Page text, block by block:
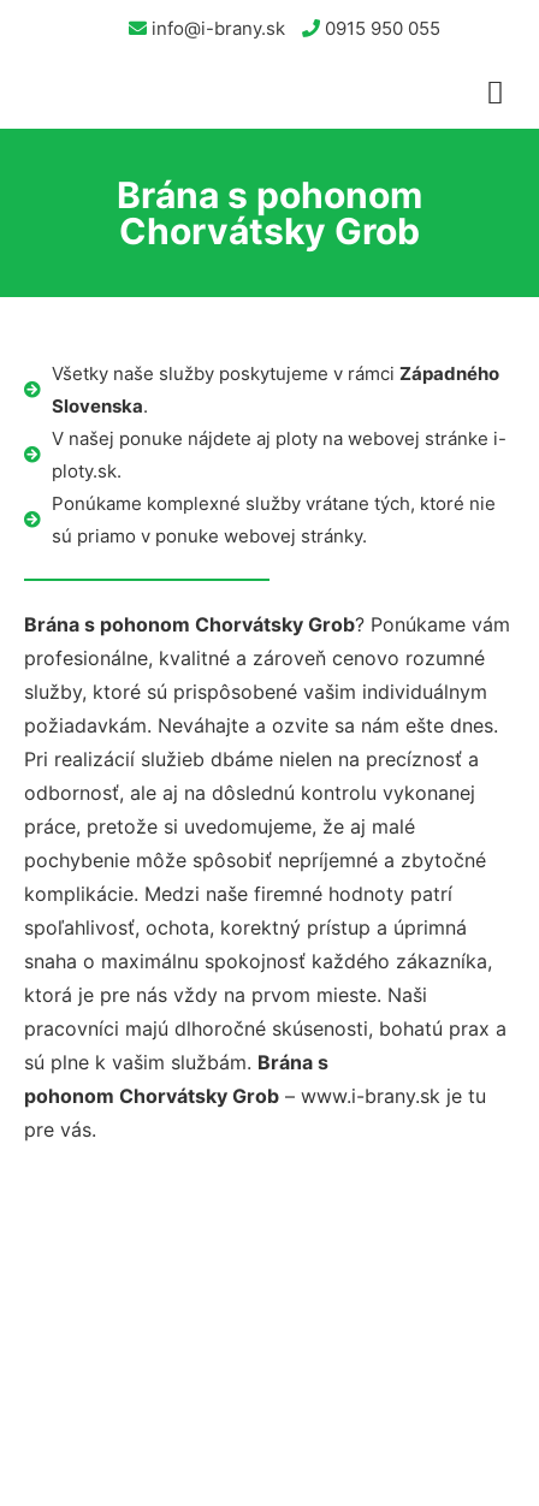
info@i-brany.sk 0915 950 055
Brána s pohonom
Chorvátsky Grob
Všetky naše služby poskytujeme v rámci Západného
Slovenska.
V našej ponuke nájdete aj ploty na webovej stránke i-
ploty.sk.
Ponúkame komplexné služby vrátane tých, ktoré nie
sú priamo v ponuke webovej stránky.
Brána s pohonom Chorvátsky Grob? Ponúkame vám
profesionálne, kvalitné a zároveň cenovo rozumné
služby, ktoré sú prispôsobené vašim individuálnym
požiadavkám. Neváhajte a ozvite sa nám ešte dnes.
Pri realizácií služieb dbáme nielen na precíznosť a
odbornosť, ale aj na dôslednú kontrolu vykonanej
práce, pretože si uvedomujeme, že aj malé
pochybenie môže spôsobiť nepríjemné a zbytočné
komplikácie. Medzi naše firemné hodnoty patrí
spoľahlivosť, ochota, korektný prístup a úprimná
snaha o maximálnu spokojnosť každého zákazníka,
ktorá je pre nás vždy na prvom mieste. Naši
pracovníci majú dlhoročné skúsenosti, bohatú prax a
sú plne k vašim službám. Brána s
pohonom Chorvátsky Grob – www.i-brany.sk je tu
pre vás.